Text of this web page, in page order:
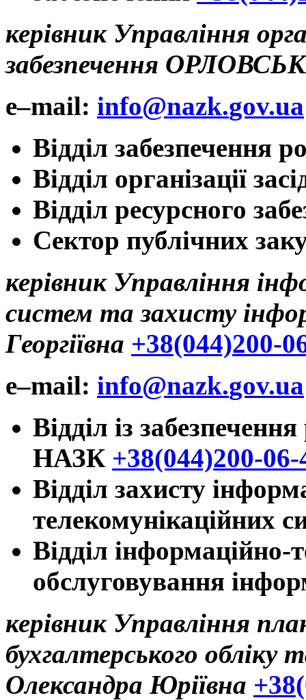
керівник Управління
забезпечення
e–mail: info@nazk.gov.ua
Відділ забезпечення
Відділ організації
Відділ ресурсного
Сектор публічних
керівник Управління
систем та захисту
Георгіївна +38(044)200-
e–mail: info@nazk.gov.ua
Відділ із
НАЗК +38(044)200-06-
Відділ захисту
телекомунікаційних
Відділ інформаційно-
обслуговування
керівник Управління
бухгалтерського
Олександра Юріївна